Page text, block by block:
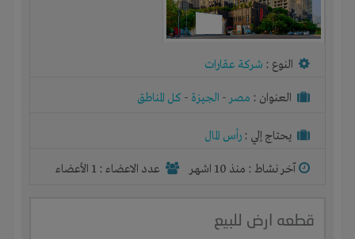
النوع : شركة عقارات
العنوان : مصر- الجيزة - كل المناطق
يحتاج إلي : رأس المال
آخر نشاط : منذ 10 اشهر عدد الاعضاء : 1 الأعضاء
قطعه ارض للبيع